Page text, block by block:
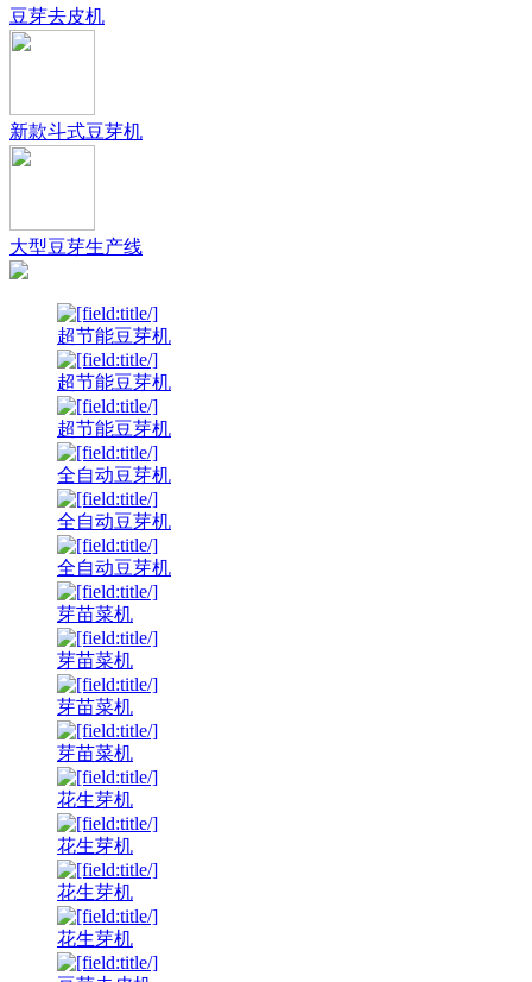
豆芽去皮机
新款斗式豆芽机
大型豆芽生产线
超节能豆芽机
超节能豆芽机
超节能豆芽机
全自动豆芽机
全自动豆芽机
全自动豆芽机
芽苗菜机
芽苗菜机
芽苗菜机
芽苗菜机
花生芽机
花生芽机
花生芽机
花生芽机